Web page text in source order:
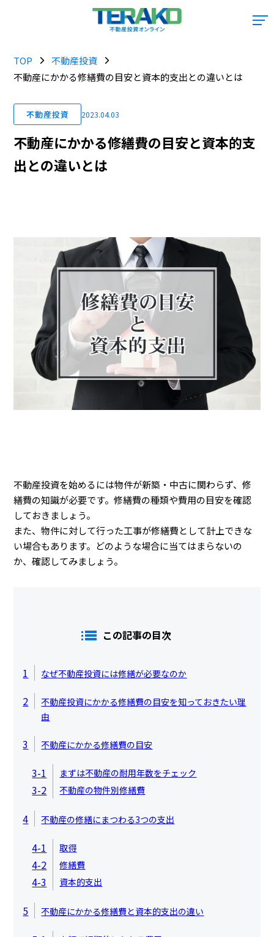
TOP
不動産投資
不動産にかかる修繕費の目安と資本的支出との違いとは
不動産投資 2023.04.03
不動産にかかる修繕費の目安と資本的支
出との違いとは
不動産投資を始めるには物件が新築・中古に関わらず、修
繕費の知識が必要です。修繕費の種類や費用の目安を確認
しておきましょう。
また、物件に対して行った工事が修繕費として計上できな
い場合もあります。どのような場合に当てはまらないの
か、確認してみましょう。
この記事の目次
1 なぜ不動産投資には修繕が必要なのか
2
不動産投資にかかる修繕費の目安を知っておきたい理
由
3 不動産にかかる修繕費の目安
3-1 まずは不動産の耐用年数をチェック
3-2 不動産の物件別修繕費
4 不動産の修繕にまつわる3つの支出
4-1 取得
4-2 修繕費
4-3 資本的支出
5 不動産にかかる修繕費と資本的支出の違い